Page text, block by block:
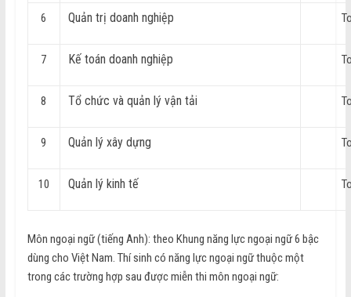
6 Quản trị doanh nghiệp
7 Kế toán doanh nghiệp
8 Tổ chức và quản lý vận tải
9 Quản lý xây dựng
10 Quản lý kinh tế
Môn ngoại ngữ (tiếng Anh): theo Khung năng lực ngoại ngữ 6 bậc
dùng cho Việt Nam. Thí sinh có năng lực ngoại ngữ thuộc một
trong các trường hợp sau được miễn thi môn ngoại ngữ: